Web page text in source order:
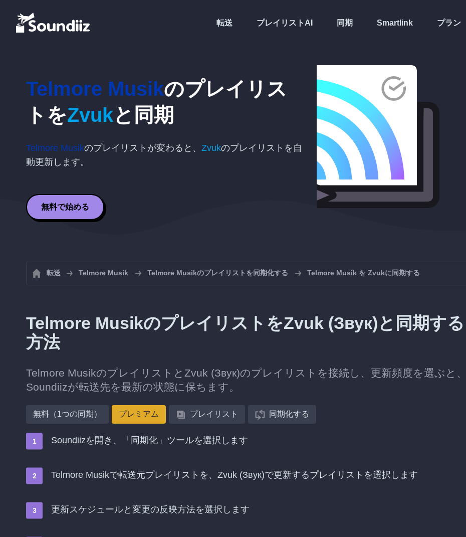
転送 プレイリストAI 同期 Smartlink プラン
Telmore Musikのプレイリス
トをZvukと同期
Telmore Musikのプレイリストが変わると、 Zvukのプレイリストを自
動更新します。
無料で始める
転送 Telmore Musik Telmore Musikのプレイリストを同期化する Telmore Musik を Zvukに同期する
Telmore MusikのプレイリストをZvuk (Звук)と同期する
方法
Telmore MusikのプレイリストとZvuk (Звук)のプレイリストを接続し、更新頻度を選ぶと、
Soundiizが転送先を最新の状態に保ちます。
無料（1つの同期） プレミアム プレイリスト 同期化する
Soundiizを開き、「同期化」ツールを選択します
Telmore Musikで転送元プレイリストを、Zvuk (Звук)で更新するプレイリストを選択します
更新スケジュールと変更の反映方法を選択します